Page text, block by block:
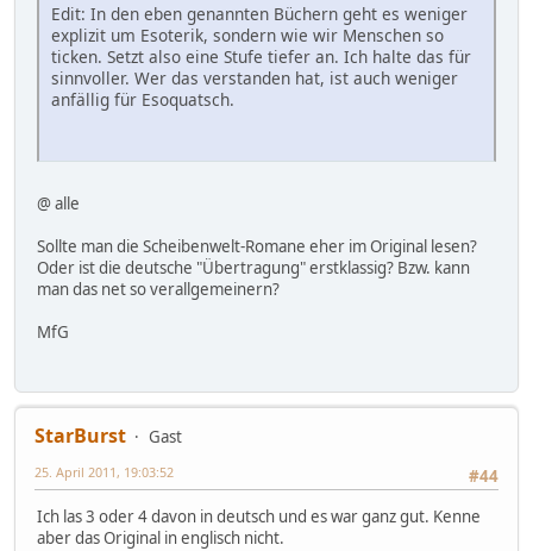
Edit: In den eben genannten Büchern geht es weniger
explizit um Esoterik, sondern wie wir Menschen so
ticken. Setzt also eine Stufe tiefer an. Ich halte das für
sinnvoller. Wer das verstanden hat, ist auch weniger
anfällig für Esoquatsch.
@ alle
Sollte man die Scheibenwelt-Romane eher im Original lesen?
Oder ist die deutsche "Übertragung" erstklassig? Bzw. kann
man das net so verallgemeinern?
MfG
StarBurst
Gast
#44
25. April 2011, 19:03:52
Ich las 3 oder 4 davon in deutsch und es war ganz gut. Kenne
aber das Original in englisch nicht.